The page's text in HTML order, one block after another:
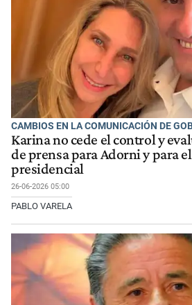
CAMBIOS EN LA COMUNICACIÓN DE
Karina no cede el control y
de prensa para Adorni y para
presidencial
26-06-2026 05:00
PABLO VARELA